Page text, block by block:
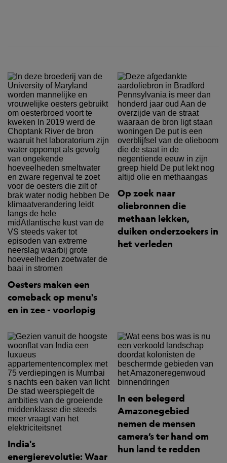
Oesters maken een
comeback op menu's
en in zee - voorlopig
Op zoek naar
oliebronnen die
methaan lekken,
duiken onderzoekers in
het verleden
India's
energierevolutie: Waar
In een belegerd
Amazonegebied
nemen de mensen
camera’s ter hand om
hun land te redden